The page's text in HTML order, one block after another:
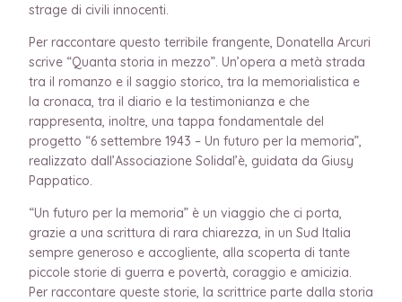
strage di civili innocenti.
Per raccontare questo terribile frangente, Donatella Arcuri
scrive “Quanta storia in mezzo”. Un’opera a metà strada
tra il romanzo e il saggio storico, tra la memorialistica e
la cronaca, tra il diario e la testimonianza e che
rappresenta, inoltre, una tappa fondamentale del
progetto “6 settembre 1943 – Un futuro per la memoria”,
realizzato dall’Associazione Solidal’è, guidata da Giusy
Pappatico.
“Un futuro per la memoria” è un viaggio che ci porta,
grazie a una scrittura di rara chiarezza, in un Sud Italia
sempre generoso e accogliente, alla scoperta di tante
piccole storie di guerra e povertà, coraggio e amicizia.
Per raccontare queste storie, la scrittrice parte dalla storia